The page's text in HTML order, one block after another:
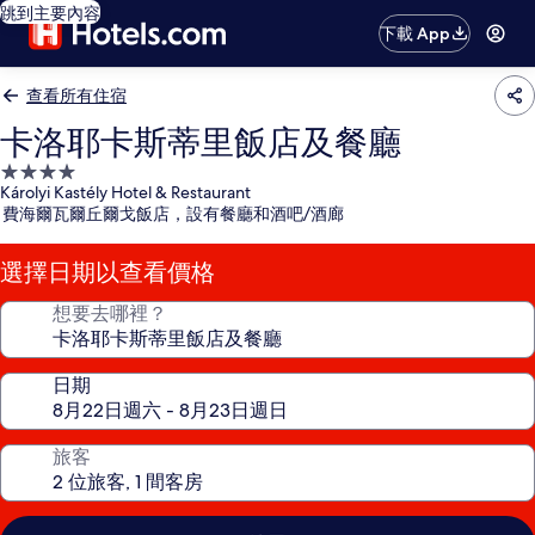
跳到主要內容
下載 App
查看所有住宿
卡洛耶卡斯蒂里飯店及餐廳
4.0
星
級
住
宿
Károlyi Kastély Hotel & Restaurant
費海爾瓦爾丘爾戈飯店，設有餐廳和酒吧/酒廊
選擇日期以查看價格
想要去哪裡？
日期
旅客